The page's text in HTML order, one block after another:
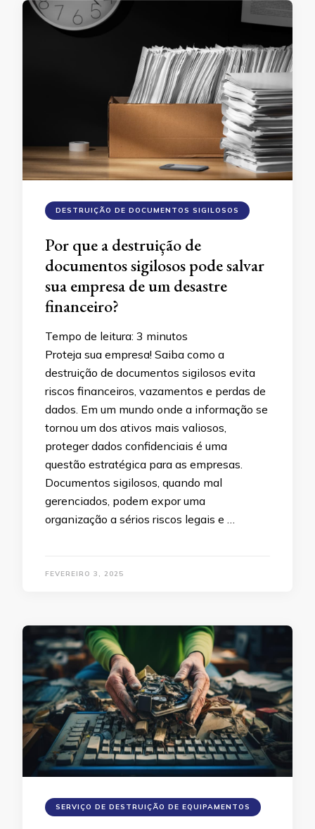
DESTRUIÇÃO DE DOCUMENTOS SIGILOSOS
Por que a destruição de
documentos sigilosos pode salvar
sua empresa de um desastre
financeiro?
Tempo de leitura: 3 minutos
Proteja sua empresa! Saiba como a
destruição de documentos sigilosos evita
riscos financeiros, vazamentos e perdas de
dados. Em um mundo onde a informação se
tornou um dos ativos mais valiosos,
proteger dados confidenciais é uma
questão estratégica para as empresas.
Documentos sigilosos, quando mal
gerenciados, podem expor uma
organização a sérios riscos legais e …
FEVEREIRO 3, 2025
SERVIÇO DE DESTRUIÇÃO DE EQUIPAMENTOS